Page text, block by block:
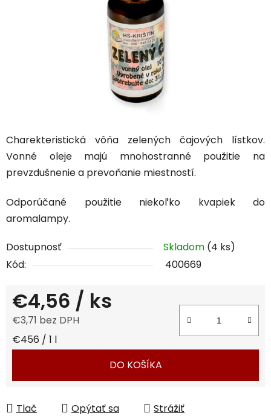
Charekteristická vôňa zelených čajových lístkov.
Vonné oleje majú mnohostranné použitie na
prevzdušnenie a prevoňanie miestností.
Odporúčané použitie niekoľko kvapiek do
aromalampy.
Dostupnosť Skladom (4 ks)
Kód:
400669
€4,56 / ks
€3,71 bez DPH
Jednotková cena:
€456 / 1 l
DO KOŠÍKA
Tlač Opýtať sa
Strážiť